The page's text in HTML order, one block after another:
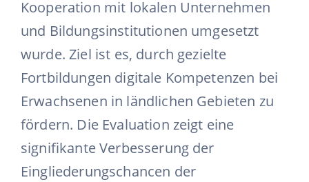
Kooperation mit lokalen Unternehmen
und Bildungsinstitutionen umgesetzt
wurde. Ziel ist es, durch gezielte
Fortbildungen digitale Kompetenzen bei
Erwachsenen in ländlichen Gebieten zu
fördern. Die Evaluation zeigt eine
signifikante Verbesserung der
Eingliederungschancen der